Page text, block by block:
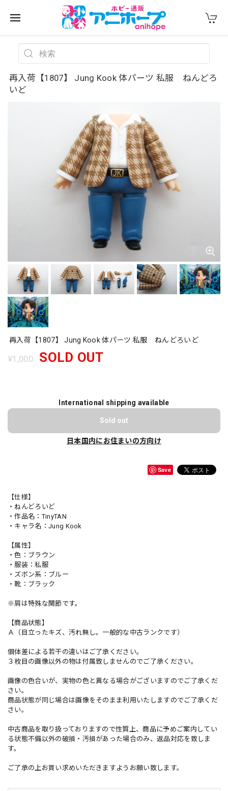
再入荷【1807】 Jung Kook 体パーツ 私服 ねんどろ
いど
再入荷【1807】 Jung Kook 体パーツ 私服 ねんどろいど
¥1,000 SOLD OUT
International shipping available
Sold out
日本国内にお住まいの方向け
Save
【仕様】
・ねんどろいど
・作品名：TinyTAN
・キャラ名：Jung Kook
【属性】
・色：ブラウン
・服装：私服
・ズボン系：ブルー
・靴：ブラック
※肩は特殊な関節です。
【商品状態】
Ａ（目立ったキズ、汚れ無し。一般的な中古ランクです）
個体差による若干の違いはご了承ください。
３枚目の画像以外の物は付属致しませんのでご了承ください。
画像の色合いが、実物の色と異なる場合がございますのでご了承くだ
さい。
商品状態が同じ場合は画像をそのまま利用いたしますのでご了承くだ
さい。
中古商品を取り扱っておりますので性質上、商品に予めご案内してい
る状態不備以外の破損・汚損があった場合のみ、返品対応を致しま
す。
ご了承の上お買い求めいただきますようお願い致します。